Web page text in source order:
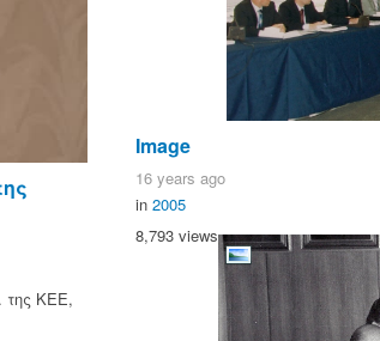
της ΚΕΕ,
Image
16 years ago
in 2005
8,793 views